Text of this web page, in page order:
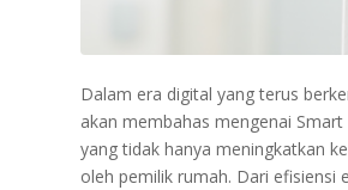
Dalam era digital yang terus
akan membahas mengenai
yang tidak hanya meningkatkan
oleh pemilik rumah. Dari